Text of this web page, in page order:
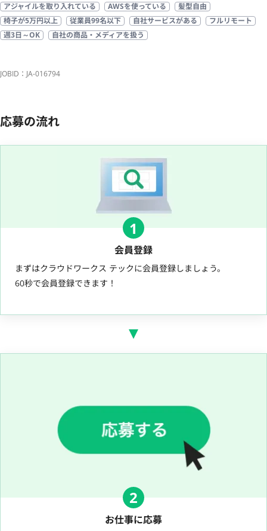
アジャイルを取り入れている AWSを使っている
髪型自由
椅子が5万円以上
従業員99名以下 自社サービスがある
フルリモート
週3日～OK
自社の商品・メディアを扱う
JOBID：JA-016794
応募の流れ
1
会員登録
まずはクラウドワークス テックに会員登録しましょう。
60秒で会員登録できます！
2
お仕事に応募